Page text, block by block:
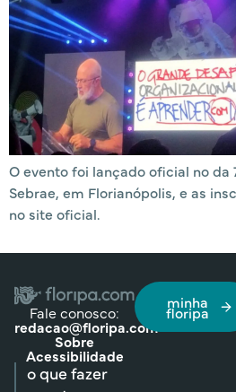
O evento foi lançado oficial no da
Sebrae, em Florianópolis, e as
no site oficial.
Fale conosco:
redacao@floripa.com
Sobre
Acessibilidade
minha
floripa
o que fazer